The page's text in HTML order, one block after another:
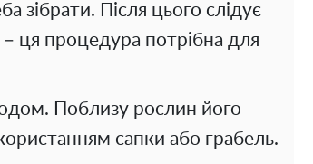
зібрати. Після цього слідує
– ця процедура потрібна для
Поблизу рослин його
сапки або грабель.